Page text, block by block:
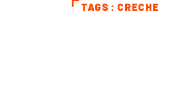
TAGS : CRECHE